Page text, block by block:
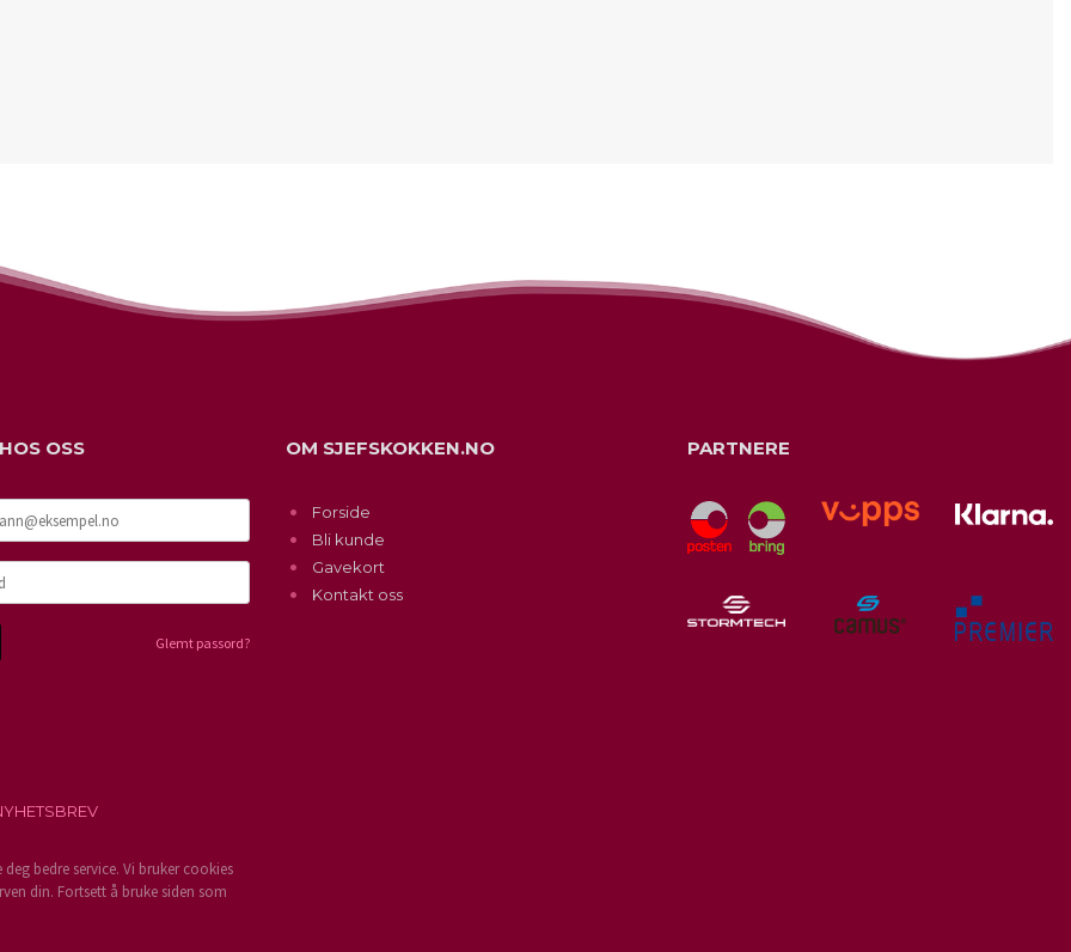
OSS
Glemt passord?
OM SJEFSKOKKEN.NO
Forside
Bli kunde
Gavekort
Kontakt oss
PARTNERE
bedre service. Vi bruker cookies
din. Fortsett å bruke siden som